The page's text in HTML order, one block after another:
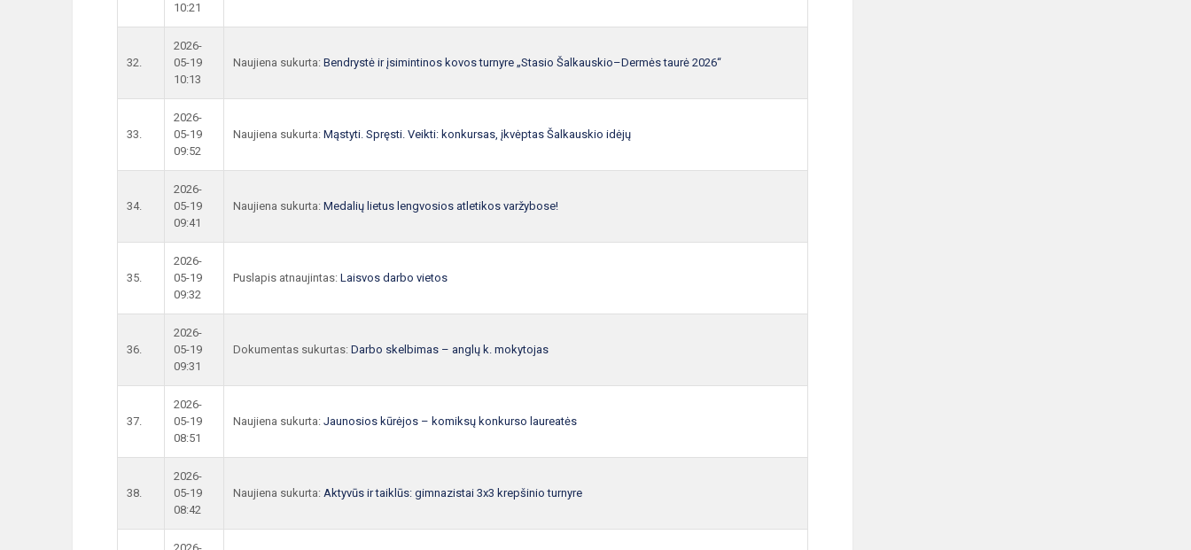
10:21
32.
2026-
05-19
10:13
Naujiena sukurta: Bendrystė ir įsimintinos kovos turnyre „Stasio Šalkauskio–Dermės taurė 2026“
33.
2026-
05-19
09:52
Naujiena sukurta: Mąstyti. Spręsti. Veikti: konkursas, įkvėptas Šalkauskio idėjų
34.
2026-
05-19
09:41
Naujiena sukurta: Medalių lietus lengvosios atletikos varžybose!
35.
2026-
05-19
09:32
Puslapis atnaujintas: Laisvos darbo vietos
36.
2026-
05-19
09:31
Dokumentas sukurtas: Darbo skelbimas – anglų k. mokytojas
37.
2026-
05-19
08:51
Naujiena sukurta: Jaunosios kūrėjos – komiksų konkurso laureatės
38.
2026-
05-19
08:42
Naujiena sukurta: Aktyvūs ir taiklūs: gimnazistai 3x3 krepšinio turnyre